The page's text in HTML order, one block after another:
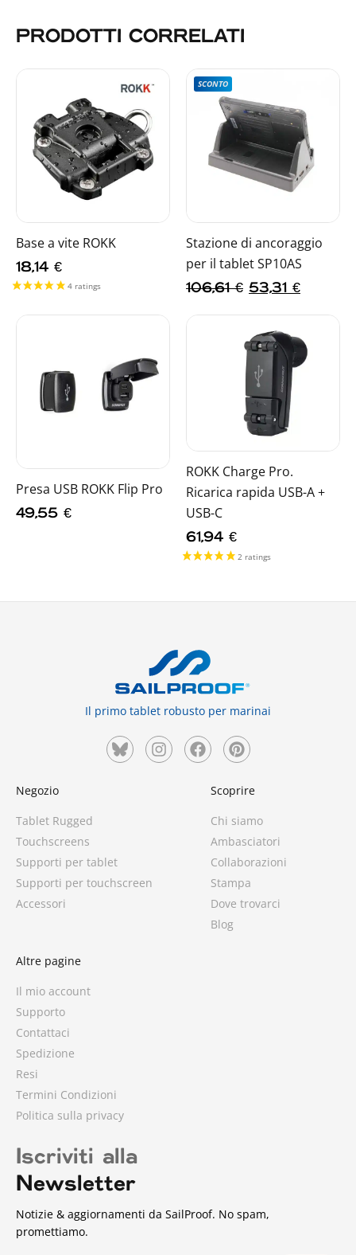
PRODOTTI CORRELATI
Base a vite ROKK
18,14 €
SCONTO
Stazione di ancoraggio
per il tablet SP10AS
106,61€ 53,31 €
Presa USB ROKK Flip Pro
49,55 €
ROKK Charge Pro.
Ricarica rapida USB-A +
USB-C
61,94 €
Il primo tablet robusto per marinai
Negozio
Tablet Rugged
Touchscreens
Supporti per tablet
Supporti per touchscreen
Accessori
Scoprire
Chi siamo
Ambasciatori
Collaborazioni
Stampa
Dove trovarci
Blog
Altre pagine
Il mio account
Supporto
Contattaci
Spedizione
Resi
Termini Condizioni
Politica sulla privacy
Iscriviti alla
Newsletter
Notizie & aggiornamenti da SailProof. No spam,
promettiamo.